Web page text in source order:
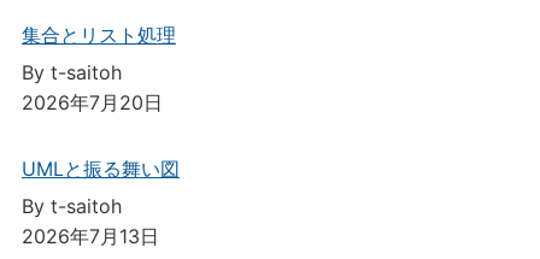
集合とリスト処理
By t-saitoh
2026年7月20日
UMLと振る舞い図
By t-saitoh
2026年7月13日